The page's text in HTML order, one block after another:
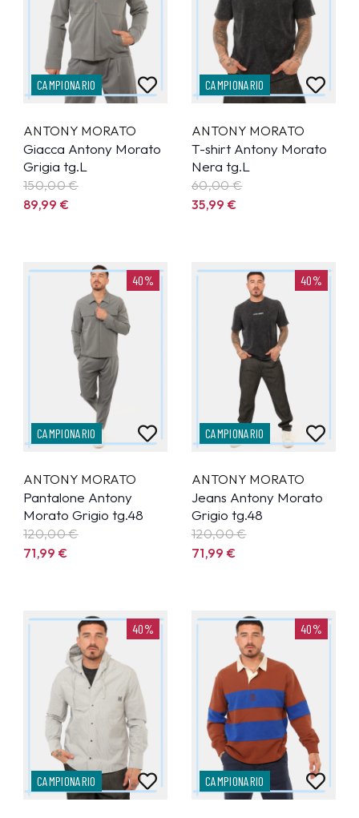
CAMPIONARIO
ANTONY MORATO
Giacca Antony Morato
Grigia tg.L
150,00 €
89,99€
CAMPIONARIO
ANTONY MORATO
T-shirt Antony Morato
Nera tg.L
60,00 €
35,99€
40%
CAMPIONARIO
ANTONY MORATO
Pantalone Antony
Morato Grigio tg.48
120,00 €
71,99€
40%
CAMPIONARIO
ANTONY MORATO
Jeans Antony Morato
Grigio tg.48
120,00 €
71,99€
40%
CAMPIONARIO
40%
CAMPIONARIO